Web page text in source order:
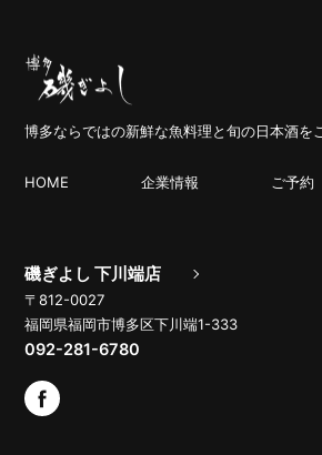
博多ならではの新鮮な魚料理と旬の日本酒を
HOME 企業情報 ご予約
磯ぎよし 下川端店
〒812-0027
福岡県福岡市博多区下川端1-333
092-281-6780